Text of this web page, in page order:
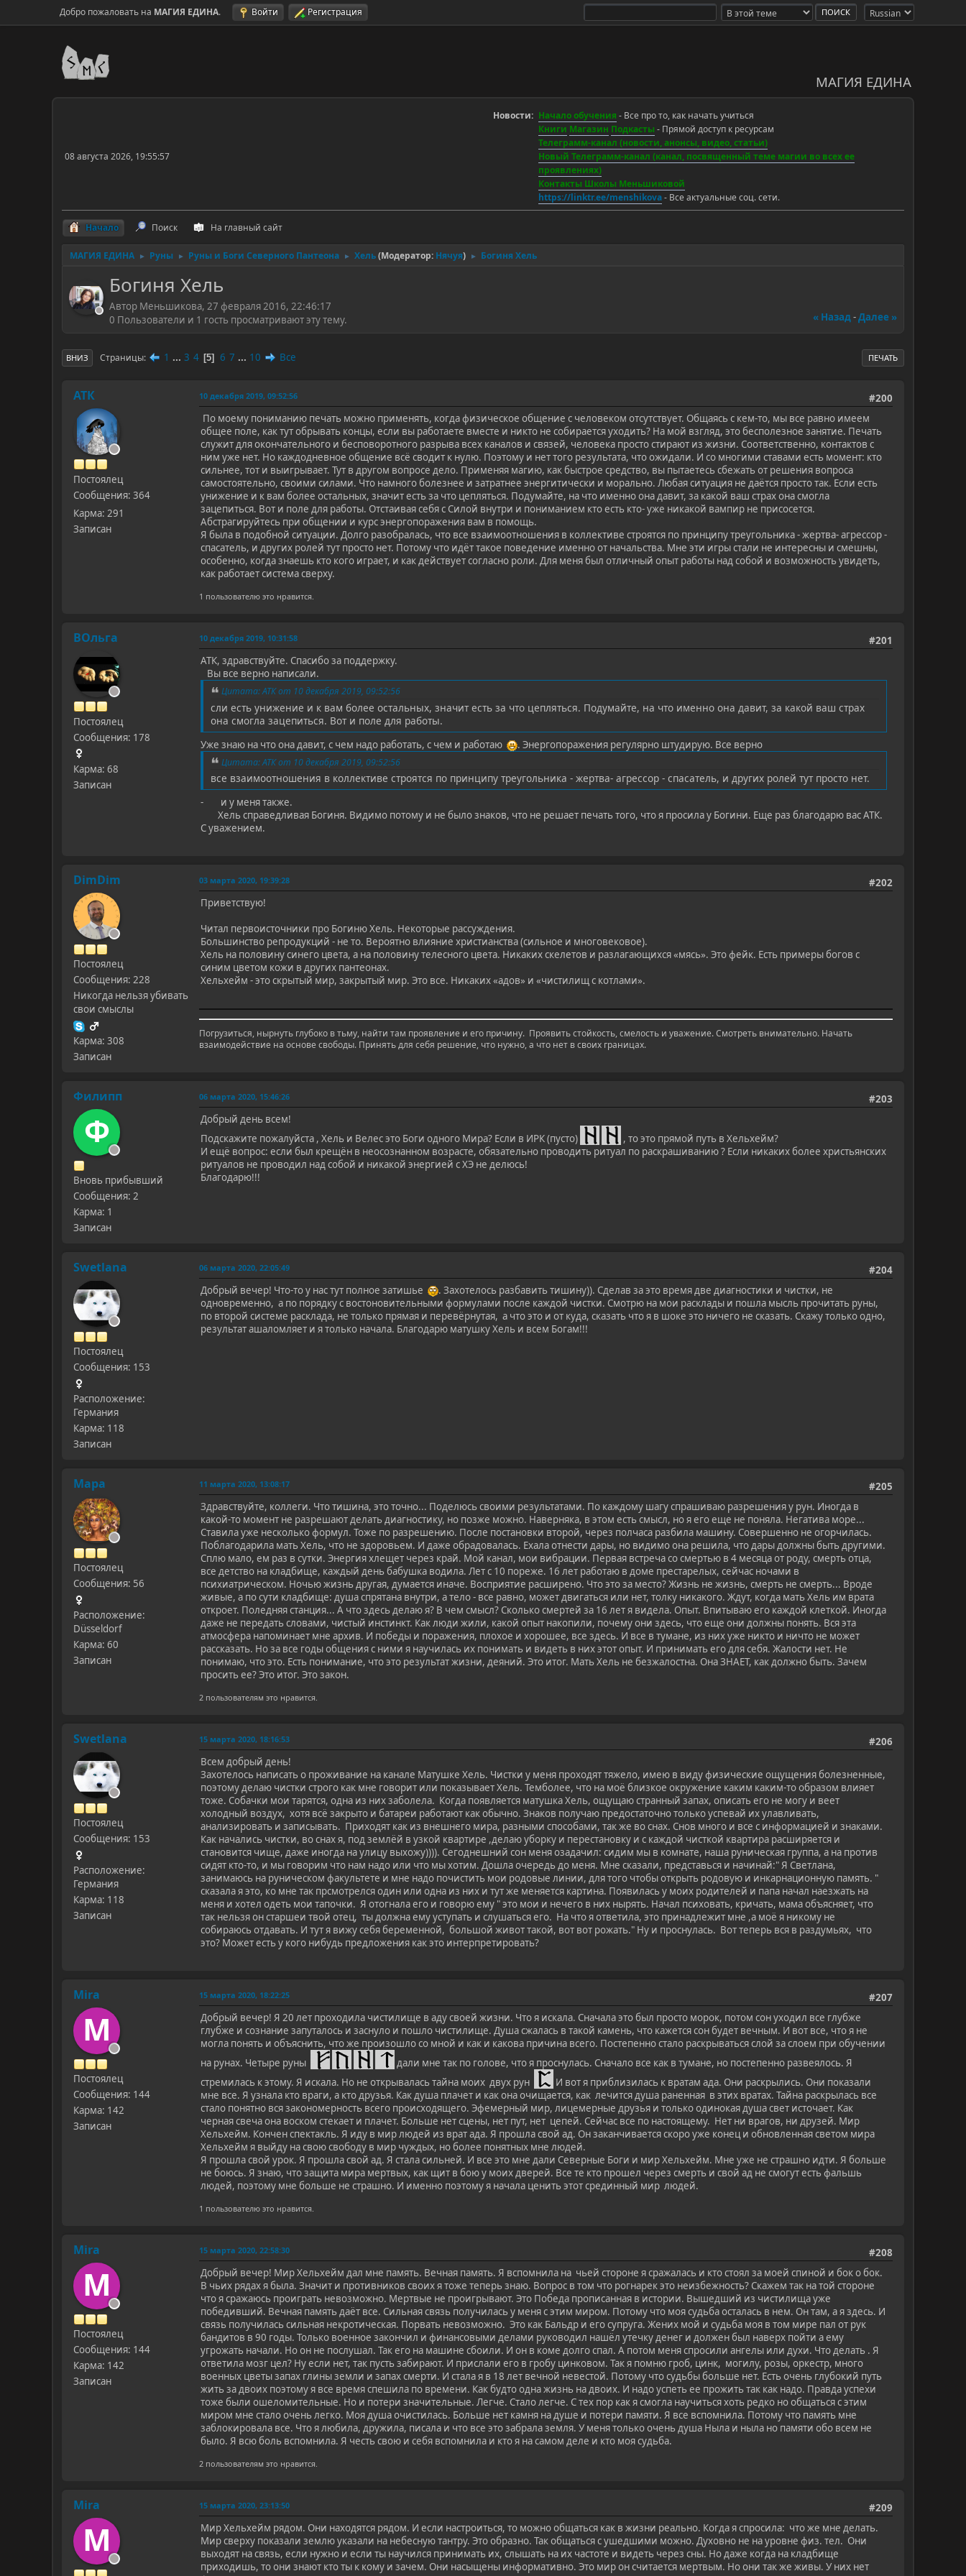
Добро пожаловать на МАГИЯ ЕДИНА. Войти Регистрация
МАГИЯ ЕДИНА
08 августа 2026, 19:55:57
Новости: Начало обучения - Все про то, как начать учиться
Книги Магазин Подкасты - Прямой доступ к ресурсам
Телеграмм-канал (новости, анонсы, видео, статьи)
Новый Телеграмм-канал (канал, посвященный теме магии во всех ее
проявлениях)
Контакты Школы Меньшиковой
https://linktr.ee/menshikova- Все актуальные соц. сети.
Начало Поиск На главный сайт
МАГИЯ ЕДИНА ► Руны ► Руны и Боги Северного Пантеона ► Хель(Модератор: Нячуя) ► Богиня Хель
Богиня Хель
Автор Меньшикова, 27 февраля 2016, 22:46:17
« Назад-Далее »
0 Пользователи и 1 гость просматривают эту тему.
ПЕЧАТЬ
ВНИЗ Страницы 1 ... 3 4 5 6 7 ... 10 Все
АТК
Постоялец
Сообщения: 364
Карма: 291
Записан
#200
10 декабря 2019, 09:52:56
По моему пониманию печать можно применять, когда физическое общение с человеком отсутствует. Общаясь с кем-то, мы все равно имеем
общее поле, как тут обрывать концы, если вы работаете вместе и никто не собирается уходить? На мой взгляд, это бесполезное занятие. Печать
служит для окончательного и бесповоротного разрыва всех каналов и связей, человека просто стирают из жизни. Соответственно, контактов с
ним уже нет. Но каждодневное общение всё сводит к нулю. Поэтому и нет того результата, что ожидали. И со многими ставами есть момент: кто
сильнее, тот и выигрывает. Тут в другом вопросе дело. Применяя магию, как быстрое средство, вы пытаетесь сбежать от решения вопроса
самостоятельно, своими силами. Что намного болезнее и затратнее энергитически и морально. Любая ситуация не даётся просто так. Если есть
унижение и к вам более остальных, значит есть за что цепляться. Подумайте, на что именно она давит, за какой ваш страх она смогла
зацепиться. Вот и поле для работы. Отстаивая себя с Силой внутри и пониманием кто есть кто- уже никакой вампир не присосется.
Абстрагируйтесь при общении и курс энергопоражения вам в помощь.
Я была в подобной ситуации. Долго разобралась, что все взаимоотношения в коллективе строятся по принципу треугольника - жертва- агрессор -
спасатель, и других ролей тут просто нет. Потому что идёт такое поведение именно от начальства. Мне эти игры стали не интересны и смешны,
особенно, когда знаешь кто кого играет, и как действует согласно роли. Для меня был отличный опыт работы над собой и возможность увидеть,
как работает система сверху.
1 пользователю это нравится.
ВОльга
Постоялец
Сообщения: 178
Карма: 68
Записан
#201
10 декабря 2019, 10:31:58
АТК, здравствуйте. Спасибо за поддержку.
Вы все верно написали.
Цитата: АТК от 10 декабря 2019, 09:52:56
сли есть унижение и к вам более остальных, значит есть за что цепляться. Подумайте, на что именно она давит, за какой ваш страх
она смогла зацепиться. Вот и поле для работы.
Уже знаю на что она давит, с чем надо работать, с чем и работаю . Энергопоражения регулярно штудирую. Все верно
Цитата: АТК от 10 декабря 2019, 09:52:56
все взаимоотношения в коллективе строятся по принципу треугольника - жертва- агрессор - спасатель, и других ролей тут просто нет.
- и у меня также.
Хель справедливая Богиня. Видимо потому и не было знаков, что не решает печать того, что я просила у Богини. Еще раз благодарю вас АТК.
С уважением.
DimDim
Постоялец
Сообщения: 228
Никогда нельзя убивать
свои смыслы
Карма: 308
Записан
#202
03 марта 2020, 19:39:28
Приветствую!
Читал первоисточники про Богиню Хель. Некоторые рассуждения.
Большинство репродукций - не то. Вероятно влияние христианства (сильное и многовековое).
Хель на половину синего цвета, а на половину телесного цвета. Никаких скелетов и разлагающихся «мясь». Это фейк. Есть примеры богов с
синим цветом кожи в других пантеонах.
Хельхейм - это скрытый мир, закрытый мир. Это все. Никаких «адов» и «чистилищ с котлами».
Погрузиться, нырнуть глубоко в тьму, найти там проявление и его причину. Проявить стойкость, смелость и уважение. Смотреть внимательно. Начать
взаимодействие на основе свободы. Принять для себя решение, что нужно, а что нет в своих границах.
Филипп
Ф
Вновь прибывший
Сообщения: 2
Карма: 1
Записан
#203
06 марта 2020, 15:46:26
Добрый день всем!
Подскажите пожалуйста , Хель и Велес это Боги одного Мира? Если в ИРК (пусто)
, то это прямой путь в Хельхейм?
И ещё вопрос: если был крещён в неосознанном возрасте, обязательно проводить ритуал по раскрашиванию ? Если никаких более христьянских
ритуалов не проводил над собой и никакой энергией с ХЭ не делюсь!
Благодарю!!!
Swetlana
Постоялец
Сообщения: 153
Расположение:
Германия
Карма: 118
Записан
#204
06 марта 2020, 22:05:49
Добрый вечер! Что-то у нас тут полное затишье
. Захотелось разбавить тишину)). Сделав за это время две диагностики и чистки, не
одновременно, а по порядку с востоновительными формулами после каждой чистки. Смотрю на мои расклады и пошла мысль прочитать руны,
по второй системе расклада, не только прямая и перевёрнутая, а что это и от куда, сказать что я в шоке это ничего не сказать. Скажу только одно,
результат ашаломляет и я только начала. Благодарю матушку Хель и всем Богам!!!
Мара
Постоялец
Сообщения: 56
Расположение:
Düsseldorf
Карма: 60
Записан
#205
11 марта 2020, 13:08:17
Здравствуйте, коллеги. Что тишина, это точно... Поделюсь своими результатами. По каждому шагу спрашиваю разрешения у рун. Иногда в
какой-то момент не разрешают делать диагностику, но позже можно. Наверняка, в этом есть смысл, но я его еще не поняла. Негатива море...
Ставила уже несколько формул. Тоже по разрешению. После постановки второй, через полчаса разбила машину. Совершенно не огорчилась.
Поблагодарила мать Хель, что не здоровьем. И даже обрадовалась. Ехала отнести дары, но видимо она решила, что дары должны быть другими.
Сплю мало, ем раз в сутки. Энергия хлещет через край. Мой канал, мои вибрации. Первая встреча со смертью в 4 месяца от роду, смерть отца,
все детство на кладбище, каждый день бабушка водила. Лет с 10 пореже. 16 лет работаю в доме престарелых, сейчас ночами в
психиатрическом. Ночью жизнь другая, думается иначе. Восприятие расширено. Что это за место? Жизнь не жизнь, смерть не смерть... Вроде
живые, а по сути кладбище: душа спрятана внутри, а тело - все равно, может двигаться или нет, толку никакого. Ждут, когда мать Хель им врата
откроет. Поледняя станция... А что здесь делаю я? В чем смысл? Сколько смертей за 16 лет я видела. Опыт. Впитываю его каждой клеткой. Иногда
даже не передать словами, чистый инстинкт. Как люди жили, какой опыт накопили, почему они здесь, что еще они должны понять. Вся эта
атмосфера напоминает мне архив. И победы и поражения, плохое и хорошее, все здесь. И все в тумане, из них уже никто и ничто не может
рассказать. Но за все годы общения с ними я научилась их понимать и видеть в них этот опыт. И принимать его для себя. Жалости нет. Не
понимаю, что это. Есть понимание, что это результат жизни, деяний. Это итог. Мать Хель не безжалостна. Она ЗНАЕТ, как должно быть. Зачем
просить ее? Это итог. Это закон.
2 пользователям это нравится.
Swetlana
Постоялец
Сообщения: 153
Расположение:
Германия
Карма: 118
Записан
#206
15 марта 2020, 18:16:53
Всем добрый день!
Захотелось написать о проживание на канале Матушке Хель. Чистки у меня проходят тяжело, имею в виду физические ощущения болезненные,
поэтому делаю чистки строго как мне говорит или показывает Хель. Темболее, что на моё близкое окружение каким каким-то образом влияет
тоже. Собачки мои тарятся, одна из них заболела. Когда появляется матушка Хель, ощущаю странный запах, описать его не могу и веет
холодный воздух, хотя всё закрыто и батареи работают как обычно. Знаков получаю предостаточно только успевай их улавливать,
анализировать и записывать. Приходят как из внешнего мира, разными способами, так же во снах. Снов много и все с информацией и знаками.
Как начались чистки, во снах я, под землёй в узкой квартире ,делаю уборку и перестановку и с каждой чисткой квартира расширяется и
становится чище, даже иногда на улицу выхожу)))). Сегоднешний сон меня озадачил: сидим мы в комнате, наша руническая группа, а на против
сидят кто-то, и мы говорим что нам надо или что мы хотим. Дошла очередь до меня. Мне сказали, представься и начинай:" Я Светлана,
занимаюсь на руническом факультете и мне надо почистить мои родовые линии, для того чтобы открыть родовую и инкарнационную память. "
сказала я это, ко мне так прсмотрелся один или одна из них и тут же меняется картина. Появилась у моих родителей и папа начал наезжать на
меня и хотел одеть мои тапочки. Я отогнала его и говорю ему " это мои и нечего в них нырять. Начал психовать, кричать, мама объясняет, что
так нельзя он старшеи твой отец, ты должна ему уступать и слушаться его. На что я ответила, это принадлежит мне ,а моё я никому не
собираюсь отдавать. И тут я вижу себя беременной, большой живот такой, вот вот рожать." Ну и проснулась. Вот теперь вся в раздумьях, что
это? Может есть у кого нибудь предложения как это интерпретировать?
Mira
M
Постоялец
Сообщения: 144
Карма: 142
Записан
#207
15 марта 2020, 18:22:25
Добрый вечер! Я 20 лет проходила чистилище в аду своей жизни. Что я искала. Сначала это был просто морок, потом сон уходил все глубже
глубже и сознание запуталось и заснуло и пошло чистилище. Душа сжалась в такой камень, что кажется сон будет вечным. И вот все, что я не
могла понять и объяснить, что же произошло со мной и как и какова причина всего. Постепенно стало раскрываться слой за слоем при обучении
на рунах. Четыре руны
дали мне так по голове, что я проснулась. Сначало все как в тумане, но постепенно развеялось. Я
стремилась к этому. Я искала. Но не открывалась тайна моих двух рун
И вот я приблизилась к вратам ада. Они раскрылись. Они показали
мне все. Я узнала кто враги, а кто друзья. Как душа плачет и как она очищается, как лечится душа раненная в этих вратах. Тайна раскрылась все
стало понятно вся закономерность всего происходящего. Эфемерный мир, лицемерные друзья и только одинокая душа свет источает. Как
черная свеча она воском стекает и плачет. Больше нет сцены, нет пут, нет цепей. Сейчас все по настоящему. Нет ни врагов, ни друзей. Мир
Хельхейм. Кончен спектакль. Я иду в мир людей из врат ада. Я прошла свой ад. Он заканчивается скоро уже конец и обновленная светом мира
Хельхейм я выйду на свою свободу в мир чуждых, но более понятных мне людей.
Я прошла свой урок. Я прошла свой ад. Я стала сильней. И все это мне дали Северные Боги и мир Хельхейм. Мне уже не страшно идти. Я больше
не боюсь. Я знаю, что защита мира мертвых, как щит в бою у моих дверей. Все те кто прошел через смерть и свой ад не смогут есть фальшь
людей, поэтому мне больше не страшно. И именно поэтому я начала ценить этот срединный мир людей.
1 пользователю это нравится.
Mira
M
Постоялец
Сообщения: 144
Карма: 142
Записан
#208
15 марта 2020, 22:58:30
Добрый вечер! Мир Хельхейм дал мне память. Вечная память. Я вспомнила на чьей стороне я сражалась и кто стоял за моей спиной и бок о бок.
В чьих рядах я была. Значит и противников своих я тоже теперь знаю. Вопрос в том что рогнарек это неизбежность? Скажем так на той стороне
что я сражаюсь проиграть невозможно. Мертвые не проигрывают. Это Победа прописанная в истории. Вышедший из чистилища уже
победивший. Вечная память даёт все. Сильная связь получилась у меня с этим миром. Потому что моя судьба осталась в нем. Он там, а я здесь. И
связь получилась сильная некротическая. Порвать невозможно. Это как Бальдр и его супруга. Жених мой и судьба моя в том мире пал от рук
бандитов в 90 годы. Только военное закончил и финансовыми делами руководил нашёл утечку денег и должен был наверх пойти а ему
угрожать начали. Но он не послушал. Так его на машине сбоили. И он в коме долго спал. А потом меня спросили ангелы или духи. Что делать . Я
ответила мозг цел? Ну если нет, так пусть забирают. И прислали его в гробу цинковом. Так я помню гроб, цинк, могилу, розы, оркестр, много
военных цветы запах глины земли и запах смерти. И стала я в 18 лет вечной невестой. Потому что судьбы больше нет. Есть очень глубокий путь
жить за двоих поэтому я все время спешила по времени. Как будто одна жизнь на двоих. И надо успеть ее прожить так как надо. Правда успехи
тоже были ошеломительные. Но и потери значительные. Легче. Стало легче. С тех пор как я смогла научиться хоть редко но общаться с этим
миром мне стало очень легко. Моя душа очистилась. Больше нет камня на душе и потери памяти. Я все вспомнила. Потому что память мне
заблокировала все. Что я любила, дружила, писала и что все это забрала земля. У меня только очень душа Ныла и ныла но памяти обо всем не
было. Я всю боль вспомнила. Я честь свою и себя вспомнила и кто я на самом деле и кто моя судьба.
2 пользователям это нравится.
Mira
M
#209
15 марта 2020, 23:13:50
Мир Хельхейм рядом. Они находятся рядом. И если настроиться, то можно общаться как в жизни реально. Когда я спросила: что же мне делать.
Мир сверху показали землю указали на небесную тантру. Это образно. Так общаться с ушедшими можно. Духовно не на уровне физ. тел. Они
выходят на связь, если нужно и если ты научился принимать их, слышать на их частоте и видеть через сны. Но даже когда на кладбище
приходишь, то они знают кто ты к кому и зачем. Они насыщены информативно. Это мир он считается мертвым. Но они так же живы. У них нет